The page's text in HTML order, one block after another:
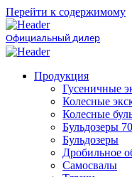
Перейти к содержимому
Официальный дилер
Продукция
Гусеничные
Колесные
Колесные
Бульдозеры
Бульдозеры
Дробильное
Самосвалы